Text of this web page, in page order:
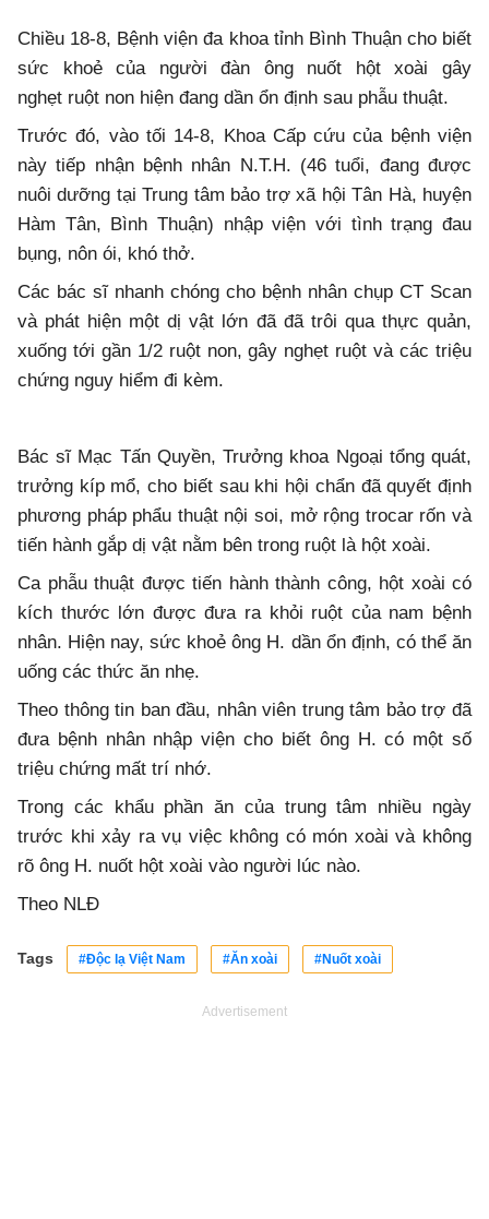
Chiều 18-8, Bệnh viện đa khoa tỉnh Bình Thuận cho biết
sức khoẻ của người đàn ông nuốt hột xoài gây
nghẹt ruột non hiện đang dần ổn định sau phẫu thuật.
Trước đó, vào tối 14-8, Khoa Cấp cứu của bệnh viện
này tiếp nhận bệnh nhân N.T.H. (46 tuổi, đang được
nuôi dưỡng tại Trung tâm bảo trợ xã hội Tân Hà, huyện
Hàm Tân, Bình Thuận) nhập viện với tình trạng đau
bụng, nôn ói, khó thở.
Các bác sĩ nhanh chóng cho bệnh nhân chụp CT Scan
và phát hiện một dị vật lớn đã đã trôi qua thực quản,
xuống tới gần 1/2 ruột non, gây nghẹt ruột và các triệu
chứng nguy hiểm đi kèm.
Bác sĩ Mạc Tấn Quyền, Trưởng khoa Ngoại tổng quát,
trưởng kíp mổ, cho biết sau khi hội chẩn đã quyết định
phương pháp phẩu thuật nội soi, mở rộng trocar rốn và
tiến hành gắp dị vật nằm bên trong ruột là hột xoài.
Ca phẫu thuật được tiến hành thành công, hột xoài có
kích thước lớn được đưa ra khỏi ruột của nam bệnh
nhân. Hiện nay, sức khoẻ ông H. dần ổn định, có thể ăn
uống các thức ăn nhẹ.
Theo thông tin ban đầu, nhân viên trung tâm bảo trợ đã
đưa bệnh nhân nhập viện cho biết ông H. có một số
triệu chứng mất trí nhớ.
Trong các khẩu phần ăn của trung tâm nhiều ngày
trước khi xảy ra vụ việc không có món xoài và không
rõ ông H. nuốt hột xoài vào người lúc nào.
Theo NLĐ
Tags #Độc lạ Việt Nam #Ăn xoài #Nuốt xoài
Advertisement